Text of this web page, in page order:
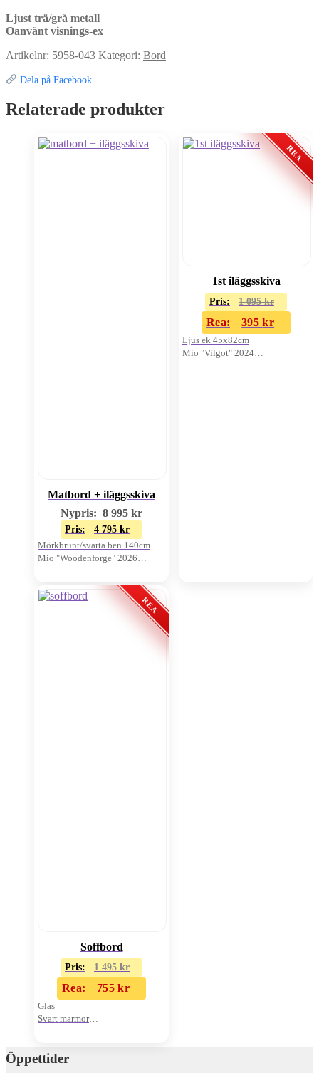
Ljust trä/grå metall
Oanvänt visnings-ex
Artikelnr: 5958-043 Kategori: Bord
Dela på Facebook
Relaterade produkter
Matbord + iläggsskiva
Nypris: 8 995 kr
Pris: 4 795 kr
Mörkbrunt/svarta ben 140cm
Mio "Woodenforge" 2026
1st iläggsskiva
Pris: 1 095kr
Rea: 395kr
Ljus ek 45x82cm
Mio "Vilgot" 2024
Soffbord
Pris: 1 495kr
Rea: 755kr
Glas
Svart marmor
Öppettider